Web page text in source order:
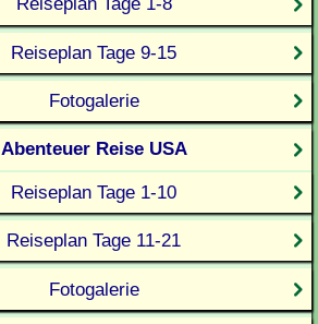
Reiseplan Tage 9-15
Fotogalerie
Abenteuer Reise USA
Reiseplan Tage 1-10
Reiseplan Tage 11-21
Fotogalerie